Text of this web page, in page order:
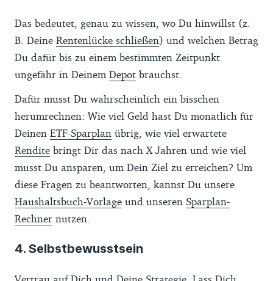
Das bedeutet, genau zu wissen, wo Du hinwillst (z.
B. Deine Rentenlücke schließen) und welchen Betrag
Du dafür bis zu einem bestimmten Zeitpunkt
ungefähr in Deinem Depot brauchst.
Dafür musst Du wahrscheinlich ein bisschen
herumrechnen: Wie viel Geld hast Du monatlich für
Deinen ETF-Sparplan übrig, wie viel erwartete
Rendite bringt Dir das nach X Jahren und wie viel
musst Du ansparen, um Dein Ziel zu erreichen? Um
diese Fragen zu beantworten, kannst Du unsere
Haushaltsbuch-Vorlage und unseren Sparplan-
Rechner nutzen.
4. Selbstbewusstsein